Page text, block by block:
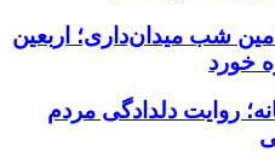
خراسان جنوبی در ۱۵۷مین شب میدان‌داری؛ اربعین
خورد
روایت دلدادگی مردم